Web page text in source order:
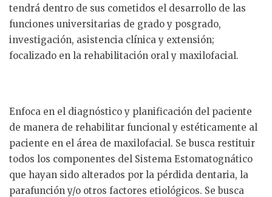
tendrá dentro de sus cometidos el desarrollo de las
funciones universitarias de grado y posgrado,
investigación, asistencia clínica y extensión;
focalizado en la rehabilitación oral y maxilofacial.
Enfoca en el diagnóstico y planificación del paciente
de manera de rehabilitar funcional y estéticamente al
paciente en el área de maxilofacial. Se busca restituir
todos los componentes del Sistema Estomatognático
que hayan sido alterados por la pérdida dentaria, la
parafunción y/o otros factores etiológicos. Se busca